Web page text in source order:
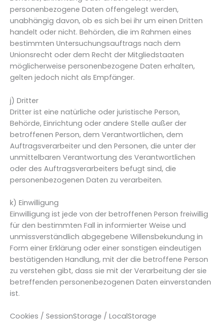
personenbezogene Daten offengelegt werden,
unabhängig davon, ob es sich bei ihr um einen Dritten
handelt oder nicht. Behörden, die im Rahmen eines
bestimmten Untersuchungsauftrags nach dem
Unionsrecht oder dem Recht der Mitgliedstaaten
möglicherweise personenbezogene Daten erhalten,
gelten jedoch nicht als Empfänger.
j) Dritter
Dritter ist eine natürliche oder juristische Person,
Behörde, Einrichtung oder andere Stelle außer der
betroffenen Person, dem Verantwortlichen, dem
Auftragsverarbeiter und den Personen, die unter der
unmittelbaren Verantwortung des Verantwortlichen
oder des Auftragsverarbeiters befugt sind, die
personenbezogenen Daten zu verarbeiten.
k) Einwilligung
Einwilligung ist jede von der betroffenen Person freiwillig
für den bestimmten Fall in informierter Weise und
unmissverständlich abgegebene Willensbekundung in
Form einer Erklärung oder einer sonstigen eindeutigen
bestätigenden Handlung, mit der die betroffene Person
zu verstehen gibt, dass sie mit der Verarbeitung der sie
betreffenden personenbezogenen Daten einverstanden
ist.
Cookies / SessionStorage / LocalStorage